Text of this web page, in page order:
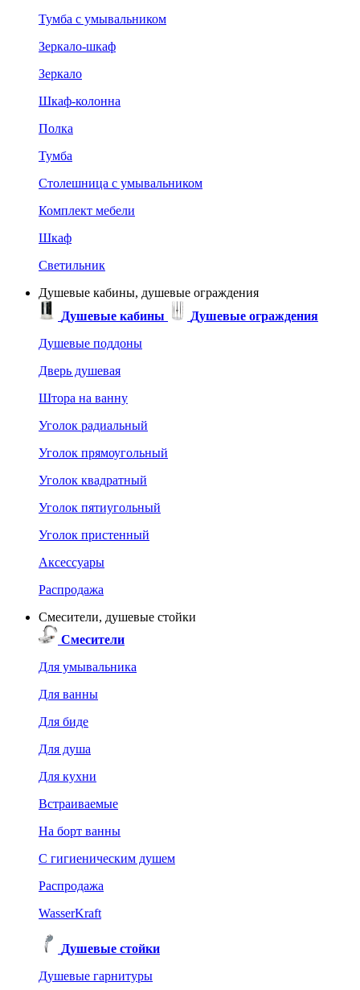
Тумба с умывальником
Зеркало-шкаф
Зеркало
Шкаф-колонна
Полка
Тумба
Столешница с умывальником
Комплект мебели
Шкаф
Светильник
Душевые кабины, душевые ограждения
Душевые кабины
Душевые ограждения
Душевые поддоны
Дверь душевая
Штора на ванну
Уголок радиальный
Уголок прямоугольный
Уголок квадратный
Уголок пятиугольный
Уголок пристенный
Аксессуары
Распродажа
Смесители, душевые стойки
Смесители
Для умывальника
Для ванны
Для биде
Для душа
Для кухни
Встраиваемые
На борт ванны
C гигиеническим душем
Распродажа
WasserKraft
Душевые стойки
Душевые гарнитуры